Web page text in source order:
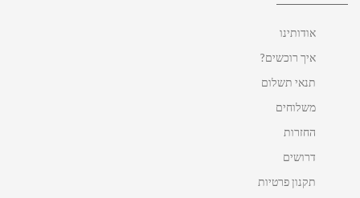
אודותינו
איך רוכשים?
תנאי תשלום
משלוחים
החזרות
דרושים
תקנון פרטיות